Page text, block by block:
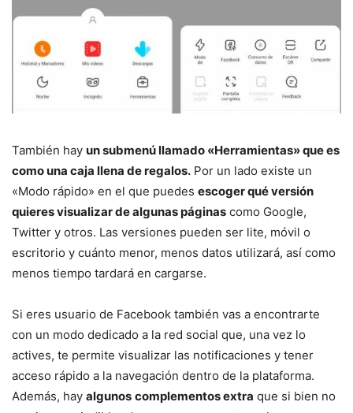
También hay un submenú llamado «Herramientas» que es
como una caja llena de regalos. Por un lado existe un
«Modo rápido» en el que puedes escoger qué versión
quieres visualizar de algunas páginas como Google,
Twitter y otros. Las versiones pueden ser lite, móvil o
escritorio y cuánto menor, menos datos utilizará, así como
menos tiempo tardará en cargarse.
Si eres usuario de Facebook también vas a encontrarte
con un modo dedicado a la red social que, una vez lo
actives, te permite visualizar las notificaciones y tener
acceso rápido a la navegación dentro de la plataforma.
Además, hay algunos complementos extra que si bien no